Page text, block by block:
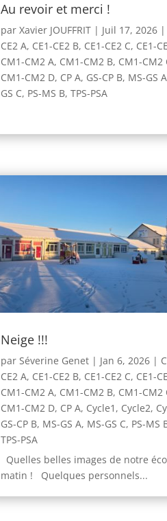
Au revoir et merci !
parXavier JOUFFRIT | Juil 17, 2026 |
CE2 A, CE1-CE2 B, CE1-CE2 C, CE1-
CM1-CM2 A, CM1-CM2 B, CM1-CM2
CM1-CM2 D, CP A, GS-CP B, MS-GS A
GS C, PS-MS B,TPS-PSA
Neige !!!
par Séverine Genet | Jan 6, 2026 |
CE2 A, CE1-CE2 B, CE1-CE2 C, CE1-
CM1-CM2 A, CM1-CM2 B, CM1-CM2
CM1-CM2 D, CP A, Cycle1 , Cycle2,
GS-CP B, MS-GS A, MS-GS C, PS-MS
TPS-PSA
Quelles belles images de notre
matin ! Quelques personnels...